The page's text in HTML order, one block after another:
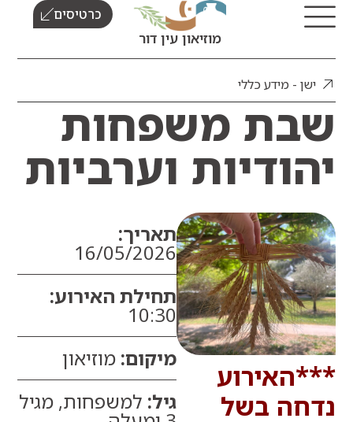
מוזיאון עין דור
כרטיסים
- מידע כללי
משפחות
וערביות
תאריך:
16/05/2026
תחילת האירוע:
10:30
מיקום:מוזיאון
גיל:
למשפחות, מגיל
בשל